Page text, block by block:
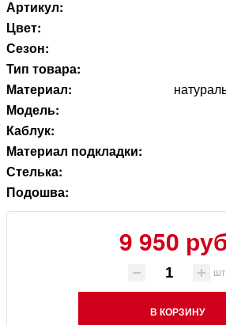
Артикул:
Цвет:
Сезон:
Тип товара:
Материал:
Модель:
Каблук:
Материал подкладки:
Стелька:
Подошва:
9 950
шт
В КОРЗИНУ